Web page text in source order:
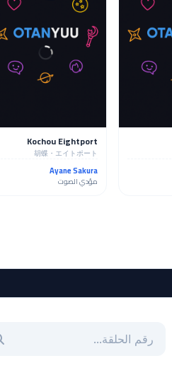
Kochou Eightport
胡蝶・エイトポート
Ayane Sakura
مؤدي الصوت
بحث عن حلقة بالرقم